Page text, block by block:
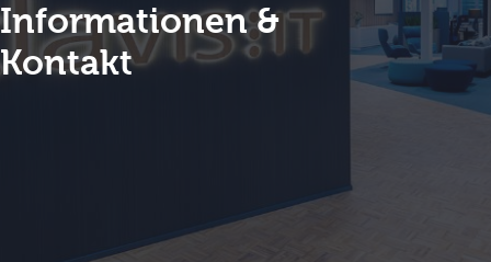
Informationen &
Kontakt